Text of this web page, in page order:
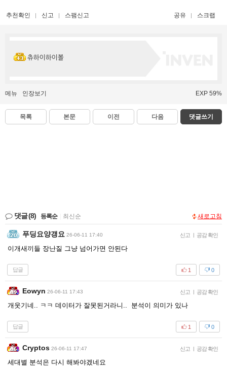
추천확인 신고 스팸신고 공유 스크랩
츄하이하이볼
메뉴 인장보기 EXP 59%
목록 본문 이전 다음 댓글쓰기
댓글(8) 등록순 최신순 새로고침
푸딩요양갱요 26-06-11 17:40 신고 | 공감 확인
이개새끼들 장난질 그냥 넘어가면 안된다
답글 0
1
Eowyn 26-06-11 17:43 신고 | 공감 확인
개웃기네.. ㅋㅋ 데이터가 잘못된거라니.. 분석이 의미가 있나
답글 0
1
Cryptos 26-06-11 17:47 신고 | 공감 확인
세대별 분석은 다시 해봐야겠네요